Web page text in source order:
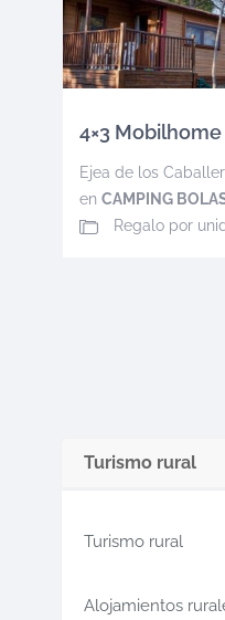
4×3
Ejea de los
en CAMPING
Regalo por
Turismo rural
Turismo rural
Alojamientos